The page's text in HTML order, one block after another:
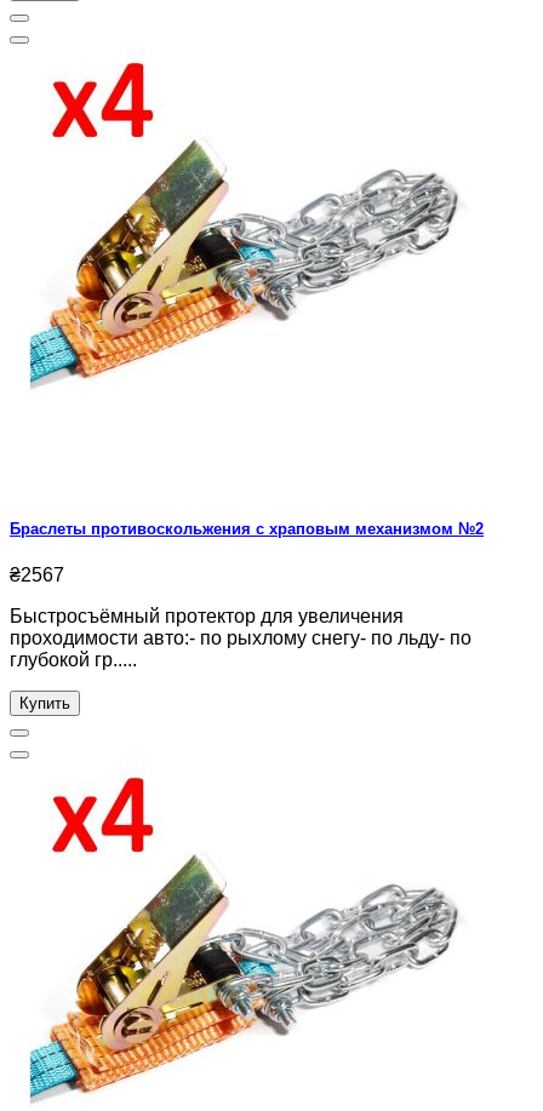
Браслеты противоскольжения с храповым механизмом №2
₴2567
Быстросъёмный протектор для увеличения
проходимости авто:- по рыхлому снегу- по льду- по
глубокой гр.....
Купить